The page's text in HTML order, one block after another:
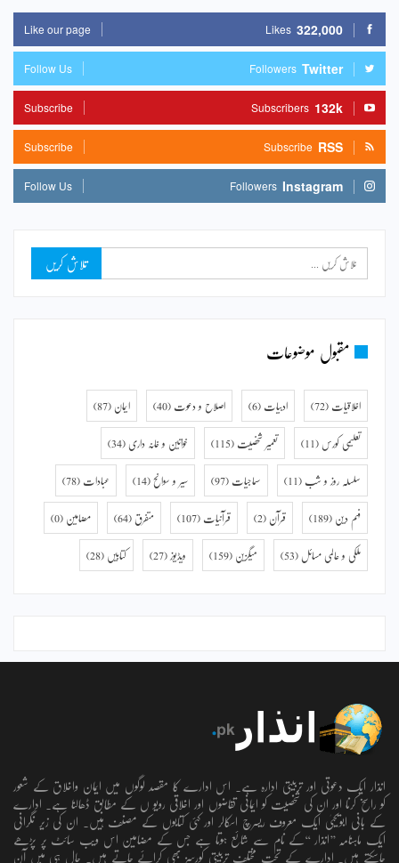
322,000
Likes
Like our page
Twitter
Followers
Follow Us
132k
Subscribers
Subscribe
RSS
Subscribe
Subscribe
Instagram
Followers
Follow Us
مقبول موضوعات
اخلاقیات (72) ادبیات (6) اصلاح و دعوت (40) ایمان (87)
تعلیمی کورس (11) تعمیر شخصیت (115) خواتین و خانہ داری (34)
سلسلہ روز و شب (11) سماجیات (97) سیر و سوانح (14) عبادات (78)
فہم دین (189) قرآن (2) قرآنیات (107) متفرق (64) مضامین (0)
ملکی و عالمی مسائل (53) میگزین (159) ویڈیوز (27) کتابیں (28)
انذار ایک دعوتی اور تربیتی ادارہ ہے۔ اس ادارے کا مقصد لوگوں میں ایمان واخلاق کے شعور
کو راسخ کرنا اور ان کی شخصیت کو ایمانی تقاضوں اور اخلاقی رویو ں کے مطابق ڈھالنا ہے۔ ادارے
کے بانی ابویحییٰ ایک معروف ریسرچ اسکالر اور کئی کتابوں کے مصنف ہیں۔ ان کی زیر نگرانی
ایک ماہنامہ ’’انذار ‘‘کے نام سے شائع ہوتا ہے جس کے مضامین اس ویب سائٹ پر پڑھے
جاسکتے ہیں۔ ادارے کے تحت مختلف تربیتی کورسز بھی کرائے جاتے ہیں۔ حال ہی میں آن